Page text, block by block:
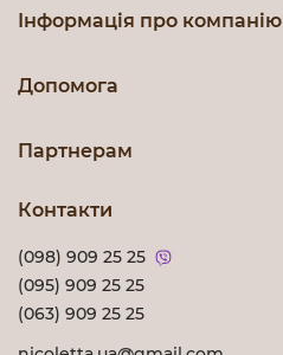
Інформація про компанію
Допомога
Партнерам
Контакти
(098) 909 25 25
(095) 909 25 25
(063) 909 25 25